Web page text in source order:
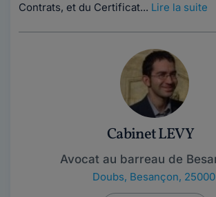
Contrats, et du Certificat... Lire la suite
Cabinet LEVY
Avocat au barreau de
Doubs, Besançon, 25000